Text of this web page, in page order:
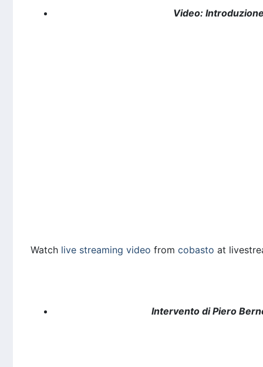
Video:
Watch live streaming video from cobasto at
Intervento di Piero